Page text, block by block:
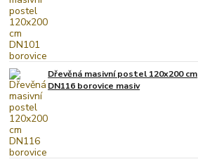
Dřevěná masivní postel 120x200 cm
DN116 borovice masiv